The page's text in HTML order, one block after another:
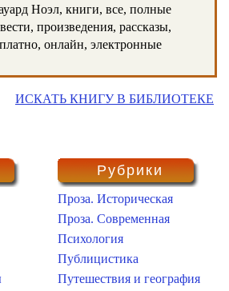
Ноэл, книги, все, полные
произведения, рассказы,
онлайн, электронные
ИСКАТЬ КНИГУ В БИБЛИОТЕКЕ
Рубрики
Проза. Историческая
Проза. Современная
Психология
Публицистика
Путешествия и география